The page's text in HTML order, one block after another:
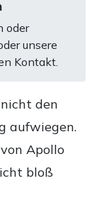
oder
unsere
Kontakt.
den
aufwiegen.
Apollo
bloß